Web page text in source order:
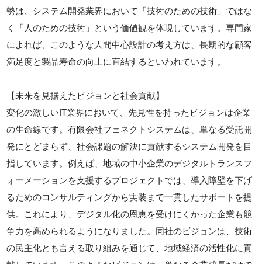
勢は、システム開発業界において「技術のための技術」ではな
く「人のための技術」という価値観を体現しています。専門家
によれば、このような人間中心設計の考え方は、長期的な顧客
満足度と製品寿命の向上に直結するといわれています。
【未来を見据えたビジョンと社会貢献】
変化の激しいIT業界において、先見性を持ったビジョンは企業
の生命線です。有限会社フェネクトシステムは、単なる受託開
発にとどまらず、社会課題の解決に貢献するシステム開発を目
指しています。例えば、地域の中小企業のデジタルトランスフ
ォーメーションを支援するプロジェクトでは、導入障壁を下げ
るためのコンサルティングから実装まで一貫したサポートを提
供。これにより、デジタル化の恩恵を受けにくかった企業も競
争力を高められるようになりました。同社のビジョンは、技術
の民主化とも言える取り組みを通じて、地域経済の活性化に貢